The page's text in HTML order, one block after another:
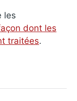
les
dont les
traitées.